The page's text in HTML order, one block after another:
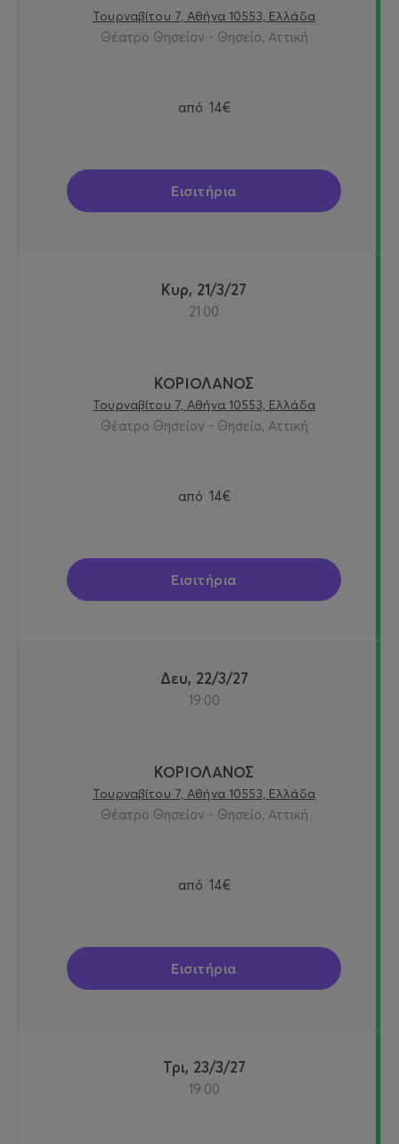
Τουρναβίτου 7, Αθήνα 10553, Ελλάδα
Θέατρο Θησείον - Θησείο, Αττική
από 14€
Εισιτήρια
Κυρ, 21/3/27
21:00
ΚΟΡΙΟΛΑΝΟΣ
Τουρναβίτου 7, Αθήνα 10553, Ελλάδα
Θέατρο Θησείον - Θησείο, Αττική
από 14€
Εισιτήρια
Δευ, 22/3/27
19:00
ΚΟΡΙΟΛΑΝΟΣ
Τουρναβίτου 7, Αθήνα 10553, Ελλάδα
Θέατρο Θησείον - Θησείο, Αττική
από 14€
Εισιτήρια
Τρι, 23/3/27
19:00